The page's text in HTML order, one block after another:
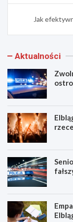
Jak
Aktualności